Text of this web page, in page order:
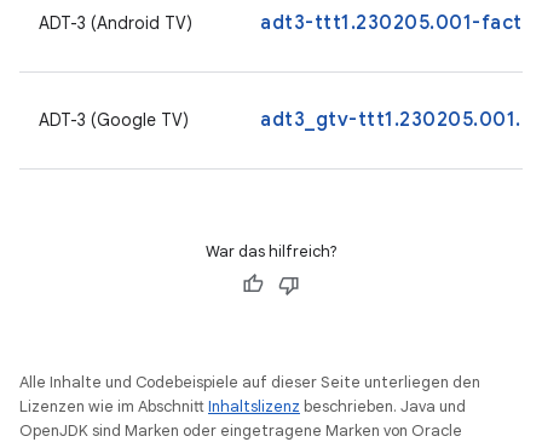
ADT-3 (Android TV) adt3-ttt1.230205.001-
ADT-3 (Google TV) adt3_gtv-
War das hilfreich?
Alle Inhalte und Codebeispiele auf dieser Seite unterliegen den
Lizenzen wie im AbschnittInhaltslizenz beschrieben. Java und
OpenJDK sind Marken oder eingetragene Marken von Oracle